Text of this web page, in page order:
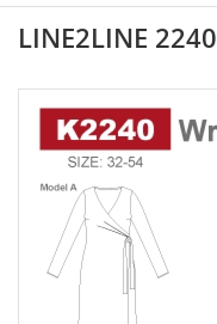
LINE2LINE
images
gallery